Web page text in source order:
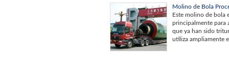
Molino de Bola
Este molino de bola
principalmente para
que ya han sido
utiliza ampliamente